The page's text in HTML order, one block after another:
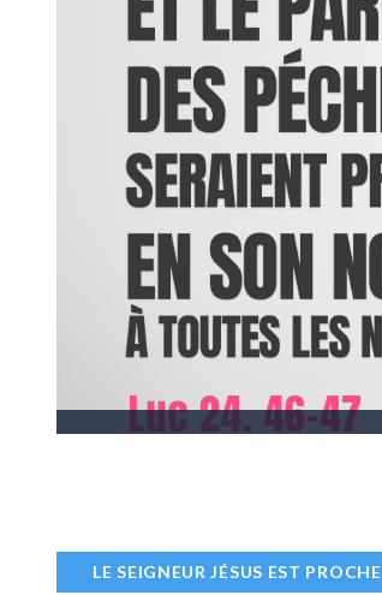
LE SEIGNEUR JÉSUS EST PROCHE